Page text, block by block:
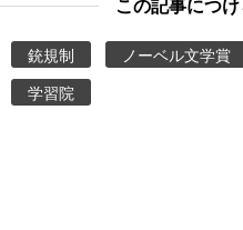
銃規制 ノーベル文学賞
学習院